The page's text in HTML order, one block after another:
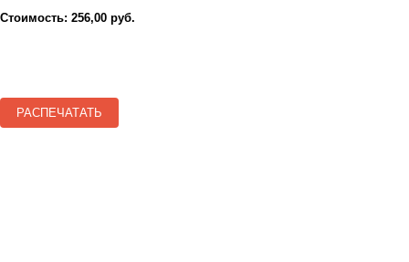
Стоимость: 256,00 руб.
РАСПЕЧАТАТЬ